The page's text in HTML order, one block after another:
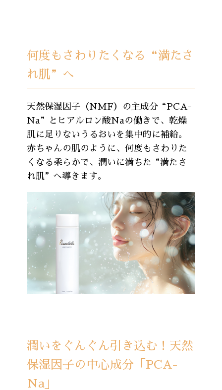
何度もさわりたくなる“満たさ
れ肌”へ
天然保湿因子（NMF）の主成分“PCA-
Na”とヒアルロン酸Naの働きで、乾燥
肌に足りないうるおいを集中的に補給。
赤ちゃんの肌のように、何度もさわりた
くなる柔らかで、潤いに満ちた“満たさ
れ肌”へ導きます。
潤いをぐんぐん引き込む！天然
保湿因子の中心成分「PCA-
Na」